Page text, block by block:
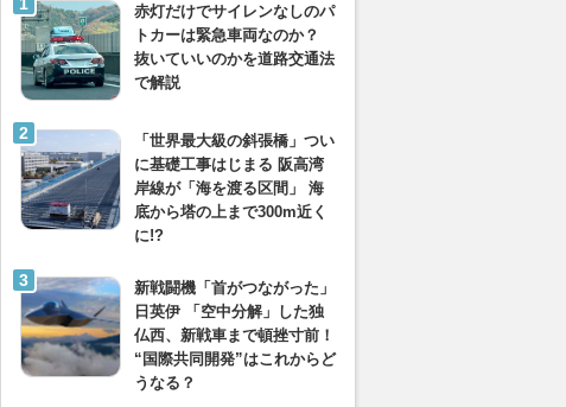
赤灯だけでサイレンなしのパ
トカーは緊急車両なのか？
抜いていいのかを道路交通法
で解説
「世界最大級の斜張橋」つい
に基礎工事はじまる 阪高湾
岸線が「海を渡る区間」 海
底から塔の上まで300m近く
に!?
新戦闘機「首がつながった」
日英伊 「空中分解」した独
仏西、新戦車まで頓挫寸前！
“国際共同開発”はこれからど
うなる？